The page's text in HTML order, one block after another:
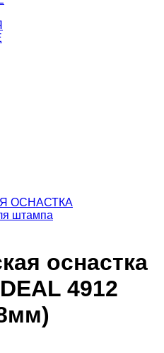
ОСНАСТКА
штампа
оснастка
4912